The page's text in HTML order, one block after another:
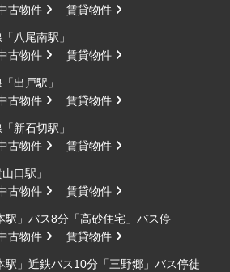
古物件 賃貸物件
八尾南駅」
古物件 賃貸物件
出戸駅」
古物件 賃貸物件
新石切駅」
古物件 賃貸物件
口駅」
古物件 賃貸物件
駅」バス8分「高砂住宅」バス停
古物件 賃貸物件
駅」近鉄バス10分「三野郷」バス停徒